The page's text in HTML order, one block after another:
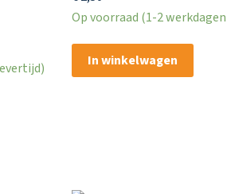
Op voorraad (1-2
In winkelwagen